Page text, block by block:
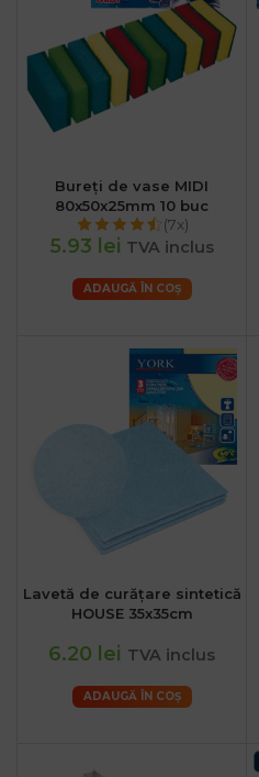
Bureți de vase MIDI
80x50x25mm 10 buc
(7x)
5.93 lei TVA inclus
ADAUGĂ ÎN COȘ
Lavetă de curățare sintetică
HOUSE 35x35cm
6.20 lei TVA inclus
ADAUGĂ ÎN COȘ